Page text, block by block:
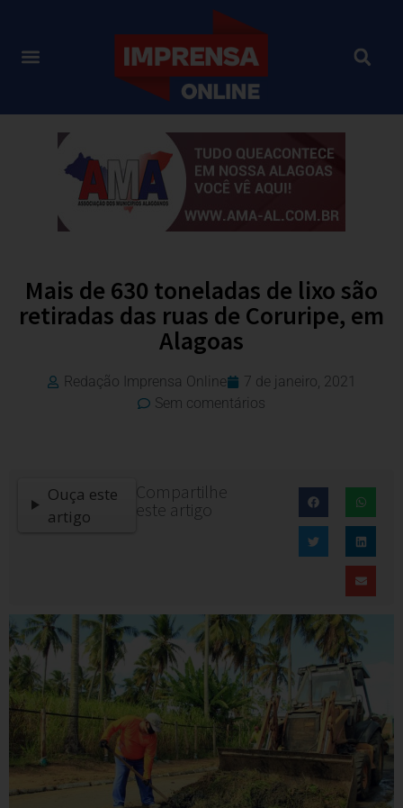
Mais de 630 toneladas de lixo são
retiradas das ruas de Coruripe, em
Alagoas
Redação Imprensa Online
7 de janeiro, 2021
Sem comentários
Ouça este
artigo
Compartilhe
este artigo